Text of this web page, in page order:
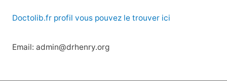
Doctolib.fr profil vous pouvez le trouver ici
Email: admin@drhenry.org